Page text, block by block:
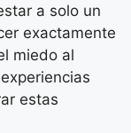
a solo un
exactamente
miedo al
estas